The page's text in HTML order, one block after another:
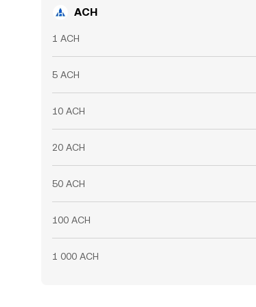
ACH
1 ACH
5 ACH
10 ACH
20 ACH
50 ACH
100 ACH
1 000 ACH